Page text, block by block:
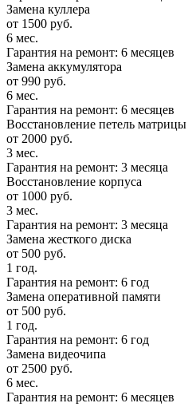
Замена куллера
от 1500 руб.
6 мес.
Гарантия на ремонт: 6 месяцев
Замена аккумулятора
от 990 руб.
6 мес.
Гарантия на ремонт: 6 месяцев
Восстановление петель матрицы
от 2000 руб.
3 мес.
Гарантия на ремонт: 3 месяца
Восстановление корпуса
от 1000 руб.
3 мес.
Гарантия на ремонт: 3 месяца
Замена жесткого диска
от 500 руб.
1 год.
Гарантия на ремонт: 6 год
Замена оперативной памяти
от 500 руб.
1 год.
Гарантия на ремонт: 6 год
Замена видеочипа
от 2500 руб.
6 мес.
Гарантия на ремонт: 6 месяцев